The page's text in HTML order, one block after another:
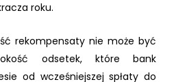
roku.
rekompensaty nie może być
odsetek, które bank
od wcześniejszej spłaty do